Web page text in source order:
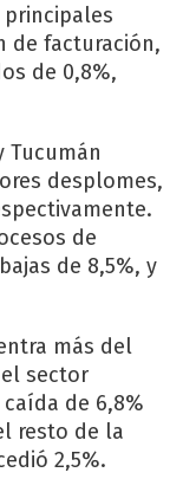
principales
de facturación,
de 0,8%,
Tucumán
desplomes,
de
de 8,5%, y
más del
sector
de 6,8%
resto de la
2,5%.